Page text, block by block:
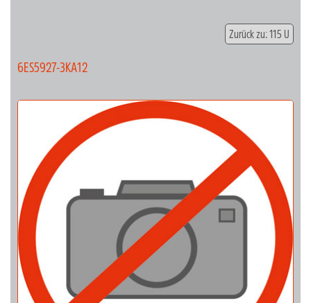
Zurück zu: 115 U
6ES5927-3KA12